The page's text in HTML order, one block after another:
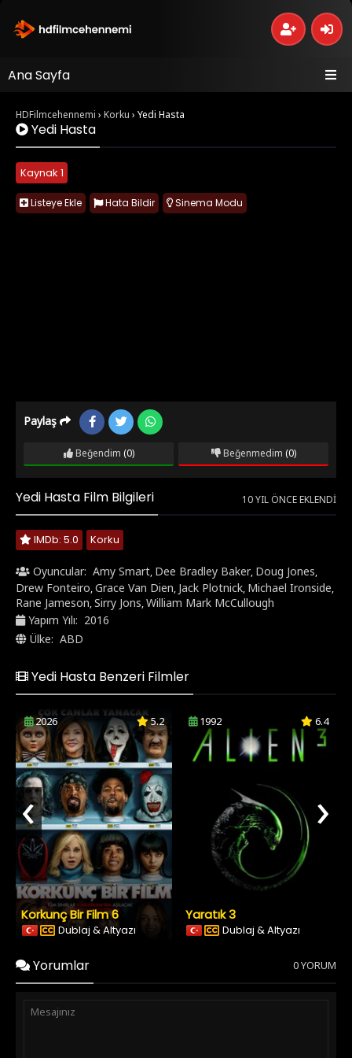
Ana Sayfa
HDFilmcehennemi › Korku › Yedi Hasta
Yedi Hasta
Kaynak 1
Listeye Ekle Hata Bildir Sinema Modu
Paylaş
Beğendim (0) Beğenmedim (0)
Yedi Hasta Film Bilgileri 10 YIL ÖNCE EKLENDI
IMDb: 5.0 Korku
Oyuncular: Amy Smart, Dee Bradley Baker, Doug Jones,
Drew Fonteiro,Grace Van Dien, Jack Plotnick, Michael Ironside,
Rane Jameson,Sirry Jons,William Mark McCullough
Yapım Yılı: 2016
Ülke: ABD
Yedi Hasta Benzeri Filmler
2026 5.2
Korkunç Bir Film 6
Dublaj & Altyazı
1992 6.4
Yaratık 3
Dublaj & Altyazı
‹ ›
Yorumlar 0 YORUM